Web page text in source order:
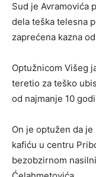
Sud je Avramovića
dela teška telesna
zaprećena kazna
Optužnicom Višeg
teretio za teško
od najmanje 10
On je optužen da
kafiću u centru
bezobzirnom